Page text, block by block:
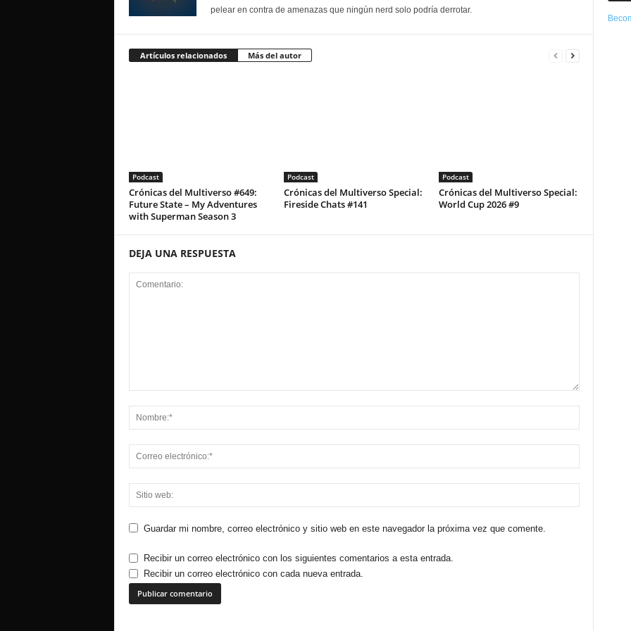
pelear en contra de amenazas que ningún nerd solo podría derrotar.
Artículos relacionados Más del autor
Podcast
Crónicas del Multiverso #649:
Future State – My Adventures
with Superman Season 3
Podcast
Crónicas del Multiverso Special:
Fireside Chats #141
Podcast
Crónicas del Multiverso Special:
World Cup 2026 #9
DEJA UNA RESPUESTA
Guardar mi nombre, correo electrónico y sitio web en este navegador la próxima vez que comente.
Recibir un correo electrónico con los siguientes comentarios a esta entrada.
Recibir un correo electrónico con cada nueva entrada.